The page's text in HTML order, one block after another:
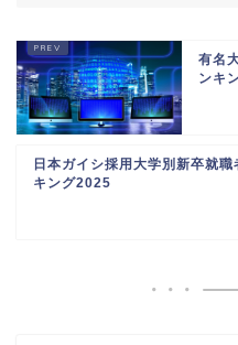
有名
ンキ
日本ガイシ採用大学別新卒就職
キング2025